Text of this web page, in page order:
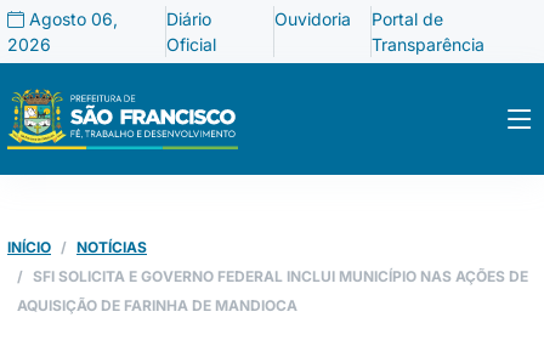
Agosto 06,
2026
Diário
Oficial
Ouvidoria
Portal de
Transparência
INÍCIO
NOTÍCIAS
SFI SOLICITA E GOVERNO FEDERAL INCLUI MUNICÍPIO NAS AÇÕES DE
AQUISIÇÃO DE FARINHA DE MANDIOCA